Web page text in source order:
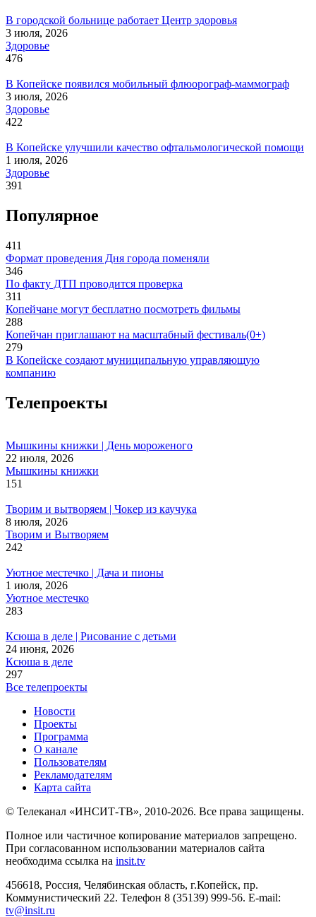
В городской больнице работает Центр здоровья
3 июля, 2026
Здоровье
476
В Копейске появился мобильный флюорограф-маммограф
3 июля, 2026
Здоровье
422
В Копейске улучшили качество офтальмологической помощи
1 июля, 2026
Здоровье
391
Популярное
411
Формат проведения Дня города поменяли
346
По факту ДТП проводится проверка
311
Копейчане могут бесплатно посмотреть фильмы
288
Копейчан приглашают на масштабный фестиваль(0+)
279
В Копейске создают муниципальную управляющую
компанию
Телепроекты
Мышкины книжки | День мороженого
22 июля, 2026
Мышкины книжки
151
Творим и вытворяем | Чокер из каучука
8 июля, 2026
Творим и Вытворяем
242
Уютное местечко | Дача и пионы
1 июля, 2026
Уютное местечко
283
Ксюша в деле | Рисование с детьми
24 июня, 2026
Ксюша в деле
297
Все телепроекты
Новости
Проекты
Программа
О канале
Пользователям
Рекламодателям
Карта сайта
© Телеканал «ИНСИТ-ТВ», 2010-2026. Все права защищены.
Полное или частичное копирование материалов запрещено.
При согласованном использовании материалов сайта
необходима ссылка на insit.tv
456618, Россия, Челябинская область, г.Копейск, пр.
Коммунистический 22. Телефон 8 (35139) 999-56. E-mail:
tv@insit.ru